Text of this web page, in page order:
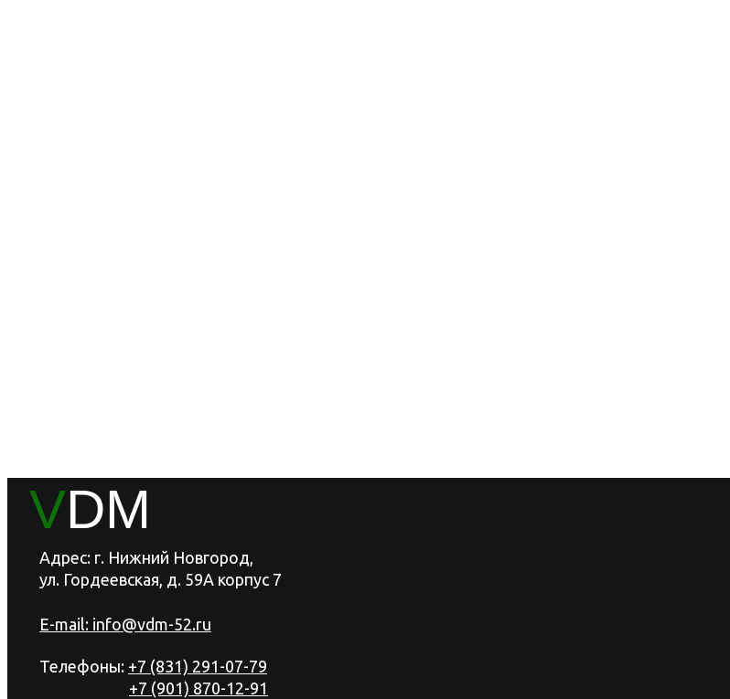
VDM
Адрес: г. Нижний Новгород,
ул. Гордеевская, д. 59А корпус 7
E-mail: info@vdm-52.ru
Телефоны: +7 (831) 291-07-79
+7 (901) 870-12-91